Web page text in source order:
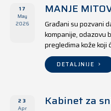
17
May
2026
MANJE
Građani su pozvani
kompanije, odazovu
pregledima kože koji
godine u jedanaest
državnim tako i u
DETALJNIJE
23
Apr
Kabinet za